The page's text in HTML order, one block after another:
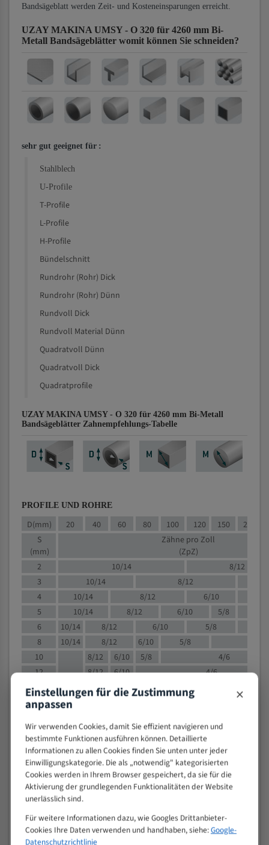
Bandsägeblatt werden Zeit- und Kosteneinsparungen erreicht.
UZAY MAKINA UMSY - O 320 für 4260 mm Bi-
Metall Bandsägeblätter womit können Sie schneiden?
sehr gut geeignet für :
Stahlblech
U-Profile
T-Profile
L-Profile
H-Profile
Bündelschnitt
Rundrohr (Rohr) Dick
Rundrohr (Rohr) Dünn
Rundvoll Dick
Rundvoll Material Dünn
Quadratvoll Dünn
Quadratvoll Dick
Quadratprofile
UZAY MAKINA UMSY - O 320 für 4260 mm Bi-Metall
Bandsägeblätter Zahnempfehlungs-Tabelle
PROFILE UND ROHRE
D(mm) 20 40 60 80 100 120 150 200
S
(mm)
Zähne pro Zoll
(ZpZ)
2
10/14
8/12
3
10/14 8/12
4
10/14 8/12 6/10
5
10/14 8/12 6/10
5/8
6
10/14 8/12 6/10
5/8
8
10/14 8/12 6/10 5/8
10
8/12 6/10 5/8
4/6
12
8/12 6/10
4/6
15
8/12 6/10
4/5
20
50
4/5
80
> 100
VOLLMATERIAL
M (mm)
Zoll (ZpZ))
>
10/14
Einstellungen für die Zustimmung
anpassen ×
Wir verwenden Cookies, damit Sie effizient navigieren und
bestimmte Funktionen ausführen können. Detaillierte
Informationen zu allen Cookies finden Sie unten unter jeder
Einwilligungskategorie. Die als „notwendig" kategorisierten
Cookies werden in Ihrem Browser gespeichert, da sie für die
Aktivierung der grundlegenden Funktionalitäten der Website
unerlässlich sind.
Für weitere Informationen dazu, wie Googles Drittanbieter-
Cookies Ihre Daten verwenden und handhaben, siehe:Google-
Datenschutzrichtlinie